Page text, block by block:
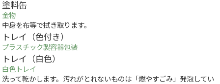
塗料缶
金物
中身を布等で拭き取ります。
トレイ（色付き）
プラスチック製容器包装
トレイ（白色）
白色トレイ
洗って乾かします。汚れがとれないものは「燃やすごみ」発泡してい